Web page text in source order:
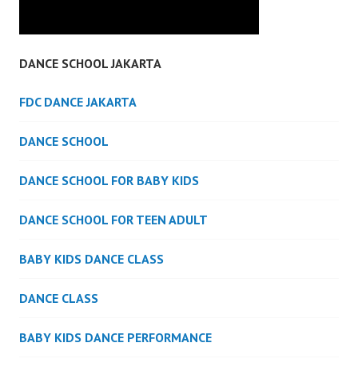
DANCE SCHOOL JAKARTA
FDC DANCE JAKARTA
DANCE SCHOOL
DANCE SCHOOL FOR BABY KIDS
DANCE SCHOOL FOR TEEN ADULT
BABY KIDS DANCE CLASS
DANCE CLASS
BABY KIDS DANCE PERFORMANCE